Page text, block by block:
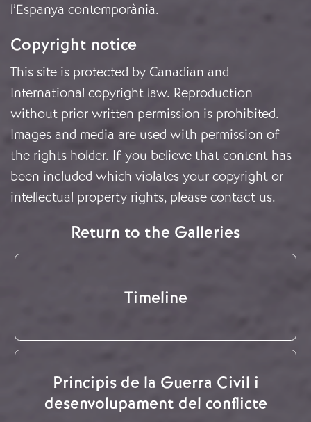
l’Espanya contemporània.
Copyright notice
This site is protected by Canadian and
International copyright law. Reproduction
without prior written permission is prohibited.
Images and media are used with permission of
the rights holder. If you believe that content has
been included which violates your copyright or
intellectual property rights, please contact us.
Return to the Galleries
Timeline
Principis de la Guerra Civil i
desenvolupament del conflicte